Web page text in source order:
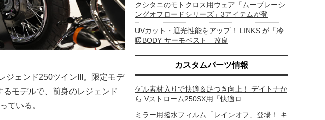
ジェンド250ツインIII。限定モデ
モデルで、前身のレジェンド
ている。
クシタニのモトクロス用ウェア「ムーブレーシ
ングオフロードシリーズ」3アイテムが登
UVカット・遮光性能をアップ！ LINKS が「冷
暖BODY サーモベスト」改良
カスタムパーツ情報
ゲル素材入りで快適＆足つき向上！ デイトナか
ら Vストローム250SX用「快適ロ
ミラー用撥水フィルム「レインオフ」登場！ キ